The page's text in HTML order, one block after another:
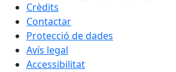
Crèdits
Contactar
Protecció de dades
Avís legal
Accessibilitat